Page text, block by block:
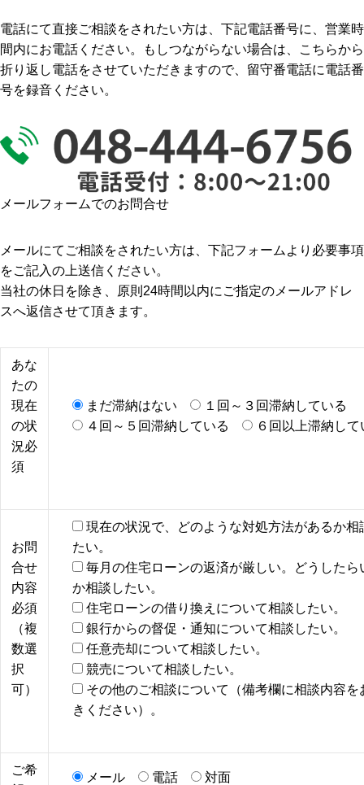
電話にて直接ご相談をされたい方は、下記電話番号に、営業時
間内にお電話ください。もしつながらない場合は、こちらから
折り返し電話をさせていただきますので、留守番電話に電話番
号を録音ください。
メールフォームでのお問合せ
メールにてご相談をされたい方は、下記フォームより必要事項
をご記入の上送信ください。
当社の休日を除き、原則24時間以内にご指定のメールアドレ
スへ返信させて頂きます。
あな
たの
現在
の状
況必
須
まだ滞納はない
１回～３回滞納している
４回～５回滞納している
６回以上滞納して
お問
合せ
内容
必須
（複
数選
択
可）
現在の状況で、どのような対処方法があるか相
たい。
毎月の住宅ローンの返済が厳しい。どうしたら
か相談したい。
住宅ローンの借り換えについて相談したい。
銀行からの督促・通知について相談したい。
任意売却について相談したい。
競売について相談したい。
その他のご相談について（備考欄に相談内容を
きください）。
ご希
メール 電話 対面